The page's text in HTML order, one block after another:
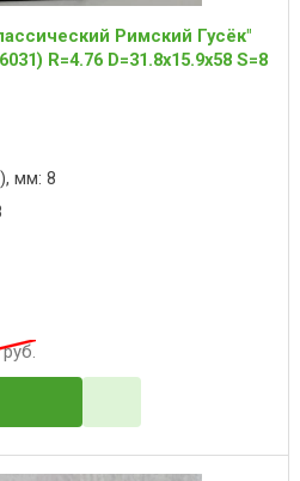
Римский Гусёк"
R=4.76 D=31.8x15.9x58 S=8
мм: 8